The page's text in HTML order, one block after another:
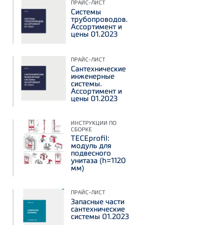
ПРАЙС-ЛИСТ
Системы
трубопроводов.
Ассортимент и
цены 01.2023
ПРАЙС-ЛИСТ
Сантехнические
инженерные
системы.
Ассортимент и
цены 01.2023
ИНСТРУКЦИИ ПО
СБОРКЕ
TECEprofil:
модуль для
подвесного
унитаза (h=1120
мм)
ПРАЙС-ЛИСТ
Запасные части
сантехнические
системы 01.2023